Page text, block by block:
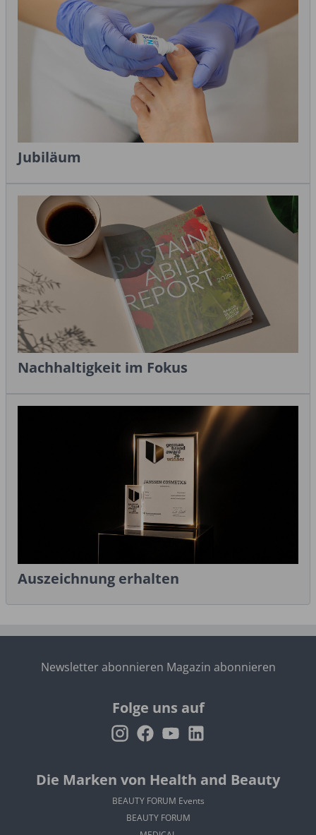
Jubiläum
Nachhaltigkeit im Fokus
Auszeichnung erhalten
Newsletter abonnieren Magazin abonnieren
Folge uns auf
Die Marken von Health and Beauty
BEAUTY FORUM Events
BEAUTY FORUM